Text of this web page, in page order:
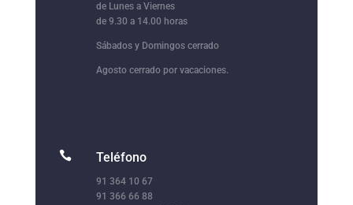
de Lunes a Viernes
de 9.30 a 14.00 horas
Sábados y Domingos cerrado
Agosto cerrado por vacaciones.
 Teléfono
91 364 10 67
91 366 66 88